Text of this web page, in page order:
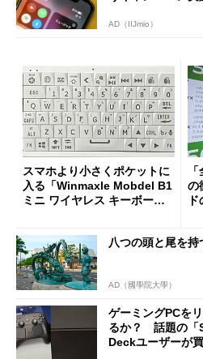
AD（IIJmio）
スマホより小さくポケットに
入る「Winmaxle Mobdel B1
ミニ ワイヤレス キーボー
の
八つの頭と尾を
AD（國學院大學）
ゲーミングPCを
るか？ 話題の「
Deckユーザーが